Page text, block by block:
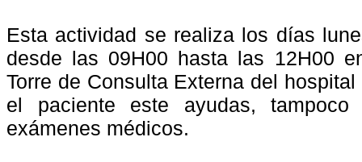
Esta actividad se realiza los días
desde las 09H00 hasta las 12H00
Torre de Consulta Externa del
el paciente este ayudas, tampoco
exámenes médicos.